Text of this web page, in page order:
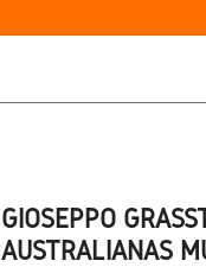
GIOSEPPO
AUSTRALIANAS